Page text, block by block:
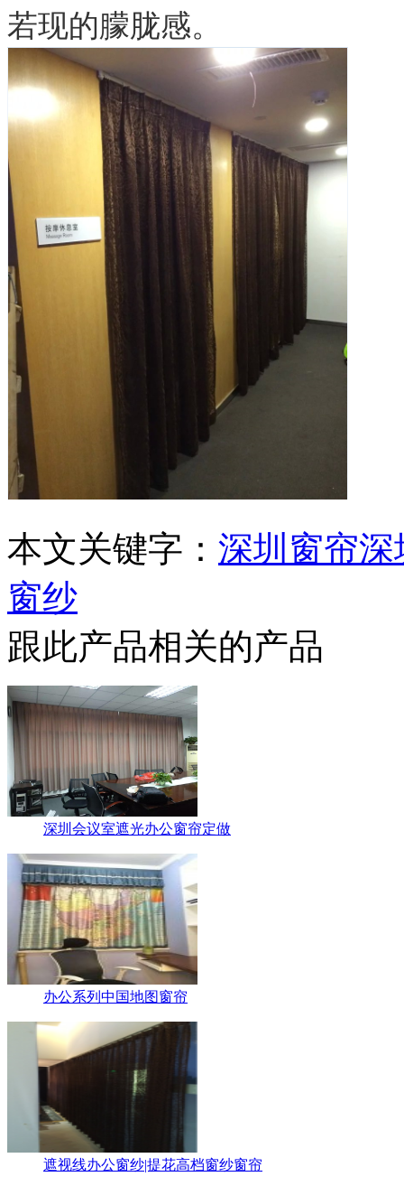
若现的朦胧感。
本文关键字： 深圳窗帘深
窗纱
跟此产品相关的产品
深圳会议室遮光办公窗帘定做
办公系列中国地图窗帘
遮视线办公窗纱|提花高档窗纱窗帘